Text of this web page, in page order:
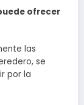
ofrecer
las
se
por la